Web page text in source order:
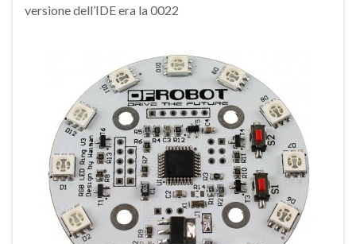
versione dell’IDE era la 0022